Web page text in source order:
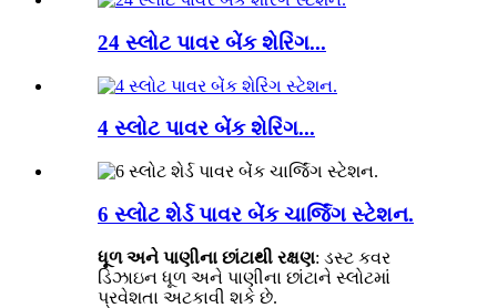
24 સ્લોટ પાવર બેંક શેરિંગ...
4 સ્લોટ પાવર બેંક શેરિંગ...
6 સ્લોટ શેર્ડ પાવર બેંક ચાર્જિંગ સ્ટેશન.
ધૂળ અને પાણીના છાંટાથી રક્ષણ: ડસ્ટ કવર
ડિઝાઇન ધૂળ અને પાણીના છાંટાને સ્લોટમાં
પ્રવેશતા અટકાવી શકે છે.